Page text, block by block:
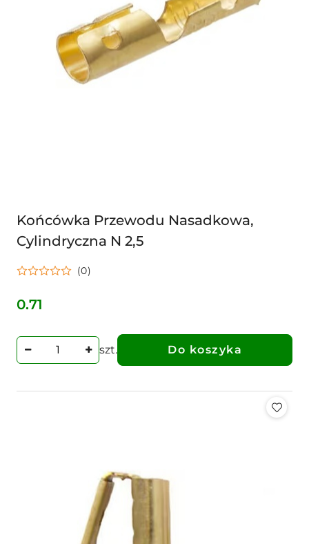
Końcówka Przewodu Nasadkowa,
Cylindryczna N 2,5
(0)
Cena:
0.71
szt. Do koszyka